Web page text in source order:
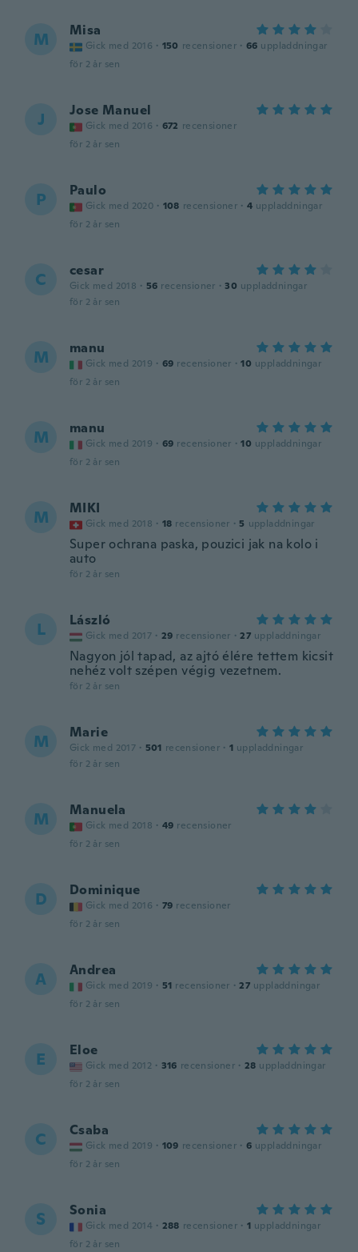
M Misa
Gick med 2016 · 150 recensioner · 66 uppladdningar
för 2 år sen
J Jose Manuel
Gick med 2016 · 672 recensioner
för 2 år sen
P Paulo
Gick med 2020 · 108 recensioner · 4 uppladdningar
för 2 år sen
C cesar
Gick med 2018 · 56 recensioner · 30 uppladdningar
för 2 år sen
M manu
Gick med 2019 · 69 recensioner · 10 uppladdningar
för 2 år sen
M manu
Gick med 2019 · 69 recensioner · 10 uppladdningar
för 2 år sen
M MIKI
Gick med 2018 · 18 recensioner · 5 uppladdningar
Super ochrana paska, pouzici jak na kolo i
auto
för 2 år sen
L László
Gick med 2017 · 29 recensioner · 27 uppladdningar
Nagyon jól tapad, az ajtó élére tettem kicsit
nehéz volt szépen végig vezetnem.
för 2 år sen
M Marie
Gick med 2017 · 501 recensioner · 1 uppladdningar
för 2 år sen
M Manuela
Gick med 2018 · 49 recensioner
för 2 år sen
D Dominique
Gick med 2016 · 79 recensioner
för 2 år sen
A Andrea
Gick med 2019 · 51 recensioner · 27 uppladdningar
för 2 år sen
E Eloe
Gick med 2012 · 316 recensioner · 28 uppladdningar
för 2 år sen
C Csaba
Gick med 2019 · 109 recensioner · 6 uppladdningar
för 2 år sen
S Sonia
Gick med 2014 · 288 recensioner · 1 uppladdningar
för 2 år sen